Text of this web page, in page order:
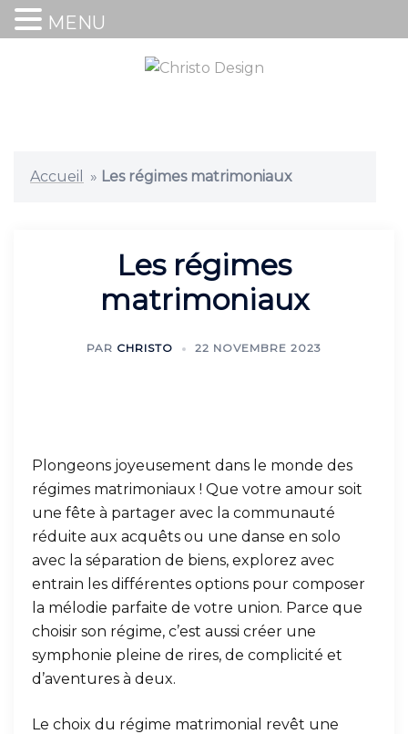
Accueil » Les régimes matrimoniaux
Les régimes
matrimoniaux
PAR CHRISTO 22 NOVEMBRE 2023
Plongeons joyeusement dans le monde des
régimes matrimoniaux ! Que votre amour soit
une fête à partager avec la communauté
réduite aux acquêts ou une danse en solo
avec la séparation de biens, explorez avec
entrain les différentes options pour composer
la mélodie parfaite de votre union. Parce que
choisir son régime, c’est aussi créer une
symphonie pleine de rires, de complicité et
d’aventures à deux.
Le choix du régime matrimonial revêt une
MENU